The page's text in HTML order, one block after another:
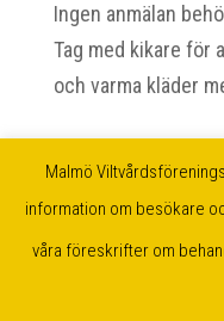
Ingen anmälan
Tag med kikare för
och varma kläder
Malmö
information om besökare
våra föreskrifter om